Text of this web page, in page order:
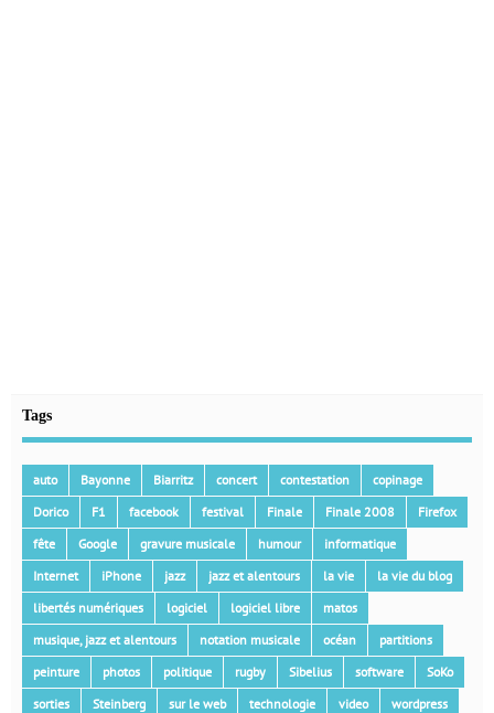
Tags
auto Bayonne Biarritz concert contestation
copinage
Dorico
F1 facebook festival Finale Finale 2008
Firefox
fête
Google gravure musicale humour
informatique
Internet
iPhone jazz jazz et alentours la vie
la vie du blog
libertés numériques
logiciel logiciel libre
matos
musique, jazz et alentours
notation musicale océan
partitions
peinture
photos politique rugby Sibelius software
SoKo
sorties
Steinberg sur le web technologie video wordpress